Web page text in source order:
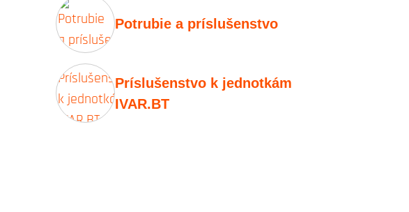
Potrubie a príslušenstvo
Príslušenstvo k jednotkám
IVAR.BT